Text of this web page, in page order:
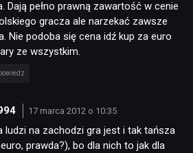
Dają pełno prawną zawartość w cenie
gracza ale narzekać zawsze
Nie podoba się cena idź kup za euro
ze wszystkim.
17 marca 2012 o 10:35
ludzi na zachodzi gra jest i tak tańsza
prawda?), bo dla nich to jak dla